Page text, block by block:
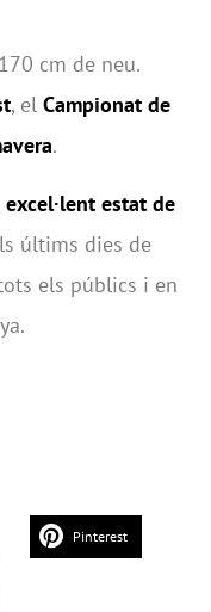
cm de neu.
, el Campionat de
.
excel·lent estat de
últims dies de
els públics i en
Pinterest